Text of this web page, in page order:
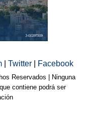
Twitter Facebook
Reservados | Ninguna
contiene podrá ser